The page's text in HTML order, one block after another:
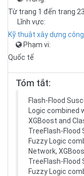
Từ trang 1 đến trang 23
Lĩnh vực:
Kỹ thuật xây dựng
Phạm vi:
Quốc tế
Tóm tắt:
Flash-Flood
Logic combined
XGBoost and
TreeFlash-
Fuzzy Logic
Network,
TreeFlash-
Fuzzy Logic